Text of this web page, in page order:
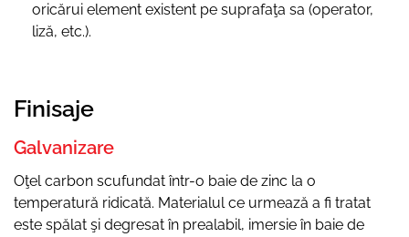
oricărui element existent pe suprafaţa sa (operator,
liză, etc.).
Finisaje
Galvanizare
Oţel carbon scufundat într-o baie de zinc la o
temperatură ridicată. Materialul ce urmează a fi tratat
este spălat şi degresat în prealabil, imersie în baie de